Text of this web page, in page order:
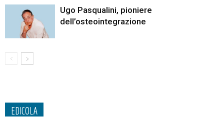
Ugo Pasqualini, pioniere
dell’osteointegrazione
EDICOLA